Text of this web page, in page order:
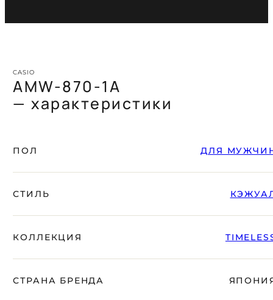
CASIO
AMW-870-1A
— характеристики
ПОЛ ДЛЯ
СТИЛЬ
КОЛЛЕКЦИЯ
СТРАНА БРЕНДА